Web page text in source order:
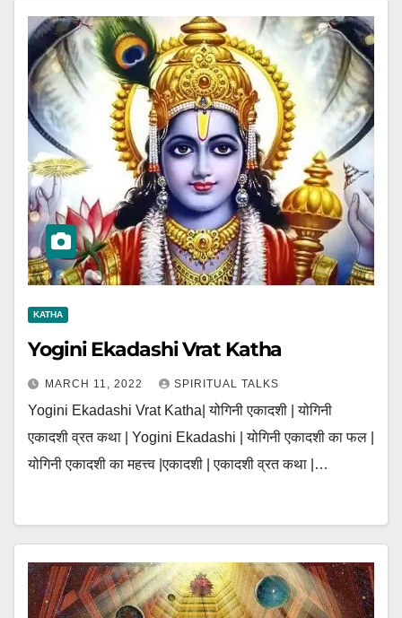
KATHA
Yogini Ekadashi Vrat Katha
MARCH 11, 2022 SPIRITUAL TALKS
Yogini Ekadashi Vrat Katha| योगिनी एकादशी | योगिनी
एकादशी व्रत कथा | Yogini Ekadashi | योगिनी एकादशी का फल |
योगिनी एकादशी का महत्त्व |एकादशी | एकादशी व्रत कथा |…